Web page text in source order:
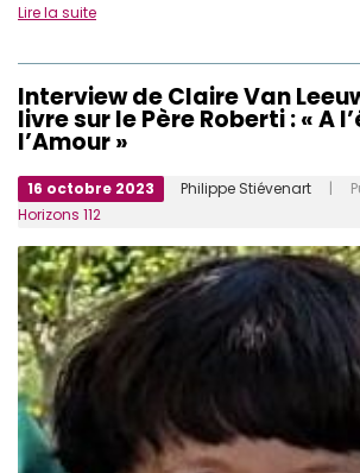
Lire la suite
Interview de Claire Van
livre sur le Père Roberti : « A
l’Amour »
16 octobre 2023 Philippe Stiévenart |
Horizons 112